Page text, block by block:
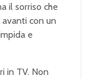
il sorriso che
con un
e
in TV. Non